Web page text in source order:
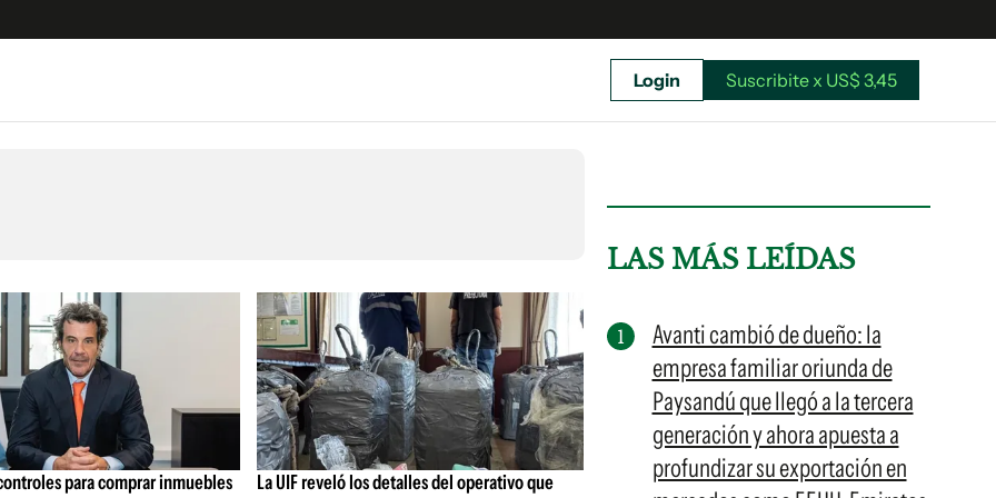
Unidos
Suscribite x US$ 3,45
Login Suscribite x US$ 3,45
para comprar inmuebles
La UIF reveló los detalles del operativo que
LAS MÁS LEÍDAS
Avanti cambió de dueño: la
empresa familiar oriunda de
Paysandú que llegó a la tercera
generación y ahora apuesta a
profundizar su exportación en